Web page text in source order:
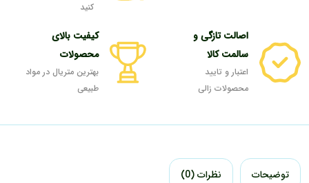
کنید
اصالت تازگی و
سالمت کالا
اعتبار و تایید
محصولات زالی
کیفیت بالای
محصولات
بهترین متریال در مواد
طبیعی
توضیحات نظرات (0)